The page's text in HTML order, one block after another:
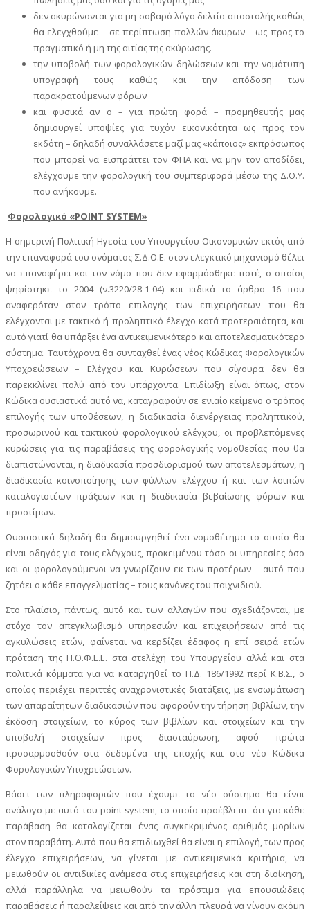
δεν ακυρώνονται για μη σοβαρό λόγο δελτία αποστολής καθώς
θα ελεγχθούμε – σε περίπτωση πολλών άκυρων – ως προς το
πραγματικό ή μη της αιτίας της ακύρωσης.
την υποβολή των φορολογικών δηλώσεων και την νομότυπη
υπογραφή τους καθώς και την απόδοση των
παρακρατούμενων φόρων
και φυσικά αν ο – για πρώτη φορά – προμηθευτής μας
δημιουργεί υποψίες για τυχόν εικονικότητα ως προς τον
εκδότη – δηλαδή συναλλάσετε μαζί μας «κάποιος» εκπρόσωπος
που μπορεί να εισπράττει τον ΦΠΑ και να μην τον αποδίδει,
ελέγχουμε την φορολογική του συμπεριφορά μέσω της Δ.Ο.Υ.
που ανήκουμε.
Φορολογικό «POINT SYSTEM»
Η σημερινή Πολιτική Ηγεσία του Υπουργείου Οικονομικών εκτός από
την επαναφορά του ονόματος Σ.Δ.Ο.Ε. στον ελεγκτικό μηχανισμό θέλει
να επαναφέρει και τον νόμο που δεν εφαρμόσθηκε ποτέ, ο οποίος
ψηφίστηκε το 2004 (ν.3220/28-1-04) και ειδικά το άρθρο 16 που
αναφερόταν στον τρόπο επιλογής των επιχειρήσεων που θα
ελέγχονται με τακτικό ή προληπτικό έλεγχο κατά προτεραιότητα, και
αυτό γιατί θα υπάρξει ένα αντικειμενικότερο και αποτελεσματικότερο
σύστημα. Ταυτόχρονα θα συνταχθεί ένας νέος Κώδικας Φορολογικών
Υποχρεώσεων – Ελέγχου και Κυρώσεων που σίγουρα δεν θα
παρεκκλίνει πολύ από τον υπάρχοντα. Επιδίωξη είναι όπως, στον
Κώδικα ουσιαστικά αυτό να, καταγραφούν σε ενιαίο κείμενο ο τρόπος
επιλογής των υποθέσεων, η διαδικασία διενέργειας προληπτικού,
προσωρινού και τακτικού φορολογικού ελέγχου, οι προβλεπόμενες
κυρώσεις για τις παραβάσεις της φορολογικής νομοθεσίας που θα
διαπιστώνονται, η διαδικασία προσδιορισμού των αποτελεσμάτων, η
διαδικασία κοινοποίησης των φύλλων ελέγχου ή και των λοιπών
καταλογιστέων πράξεων και η διαδικασία βεβαίωσης φόρων και
προστίμων.
Ουσιαστικά δηλαδή θα δημιουργηθεί ένα νομοθέτημα το οποίο θα
είναι οδηγός για τους ελέγχους, προκειμένου τόσο οι υπηρεσίες όσο
και οι φορολογούμενοι να γνωρίζουν εκ των προτέρων – αυτό που
ζητάει ο κάθε επαγγελματίας – τους κανόνες του παιχνιδιού.
Στο πλαίσιο, πάντως, αυτό και των αλλαγών που σχεδιάζονται, με
στόχο τον απεγκλωβισμό υπηρεσιών και επιχειρήσεων από τις
αγκυλώσεις ετών, φαίνεται να κερδίζει έδαφος η επί σειρά ετών
πρόταση της Π.Ο.Φ.Ε.Ε. στα στελέχη του Υπουργείου αλλά και στα
πολιτικά κόμματα για να καταργηθεί το Π.Δ. 186/1992 περί Κ.Β.Σ., ο
οποίος περιέχει περιττές αναχρονιστικές διατάξεις, με ενσωμάτωση
των απαραίτητων διαδικασιών που αφορούν την τήρηση βιβλίων, την
έκδοση στοιχείων, το κύρος των βιβλίων και στοιχείων και την
υποβολή στοιχείων προς διασταύρωση, αφού πρώτα
προσαρμοσθούν στα δεδομένα της εποχής και στο νέο Κώδικα
Φορολογικών Υποχρεώσεων.
Βάσει των πληροφοριών που έχουμε το νέο σύστημα θα είναι
ανάλογο με αυτό του point system, το οποίο προέβλεπε ότι για κάθε
παράβαση θα καταλογίζεται ένας συγκεκριμένος αριθμός μορίων
στον παραβάτη. Αυτό που θα επιδιωχθεί θα είναι η επιλογή, των προς
έλεγχο επιχειρήσεων, να γίνεται με αντικειμενικά κριτήρια, να
μειωθούν οι αντιδικίες ανάμεσα στις επιχειρήσεις και στη διοίκηση,
αλλά παράλληλα να μειωθούν τα πρόστιμα για επουσιώδεις
παραβάσεις ή παραλείψεις και από την άλλη πλευρά να γίνουν ακόμη